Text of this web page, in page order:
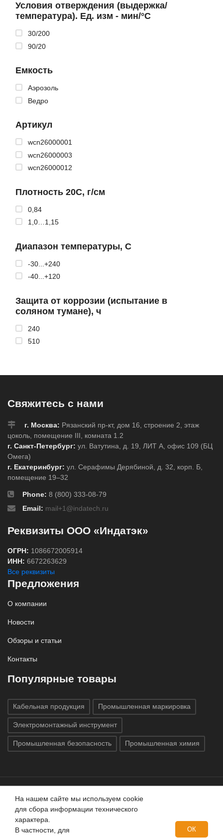
Условия отверждения (выдержка/
температура). Ед. изм - мин/°С
30/200
90/20
Емкость
Аэрозоль
Ведро
Артикул
wcn26000001
wcn26000003
wcn26000012
Плотность 20С, г/см
0,84
1,0…1,15
Диапазон температуры, С
-30...+240
-40...+120
Защита от коррозии (испытание в
соляном тумане), ч
240
510
Свяжитесь с нами
г. Москва: Рязанский пр-кт, дом 16, строение 2, этаж
цоколь, помещение III, комната 1.2
г. Санкт-Петербург: ул. Ватутина, д. 19, ЛИТ А, офис 109 (БЦ
Омега)
г. Екатеринбург: ул. Серафимы Дерябиной, д. 32, корп. Б,
помещение 19–32
Phone: 8 (800) 333-08-79
Email: mail+1@indatech.ru
Реквизиты ООО «Индатэк»
ОГРН: 1086672005914
ИНН: 6672263629
Все реквизиты
Предложения
О компании
Новости
Обзоры и статьи
Контакты
Популярные товары
Кабельная продукция Промышленная маркировка
Электромонтажный инструмент
Промышленная безопасность Промышленная химия
Все права защищены © 2020 ГК «Индатэк»
защищены.Использование материалов с сайта запрещено.
Данный сайт не является публичной офертой, определяемой
положениями статей 437 (2) ГК РФ.
На нашем сайте мы используем cookie
для сбора информации технического
характера.
В частности, для
ОК